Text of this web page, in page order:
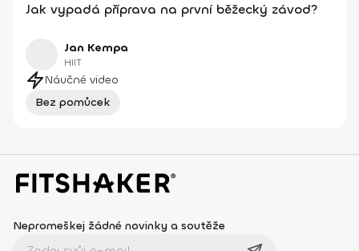
Jak vypadá příprava na první běžecký závod?
Jan Kempa
HIIT
Náučné video
Bez pomůcek
Nepromeškej žádné novinky a soutěže